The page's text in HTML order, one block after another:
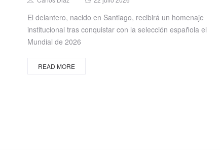
El delantero, nacido en Santiago, recibirá un homenaje
institucional tras conquistar con la selección española el
Mundial de 2026
READ MORE